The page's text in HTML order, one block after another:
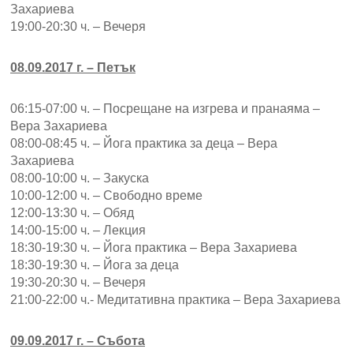
Захариева
19:00-20:30 ч. – Вечеря
08.09.2017 г. – Петък
06:15-07:00 ч. – Посрещане на изгрева и пранаяма –
Вера Захариева
08:00-08:45 ч. – Йога практика за деца – Вера
Захариева
08:00-10:00 ч. – Закуска
10:00-12:00 ч. – Свободно време
12:00-13:30 ч. – Обяд
14:00-15:00 ч. – Лекция
18:30-19:30 ч. – Йога практика – Вера Захариева
18:30-19:30 ч. – Йога за деца
19:30-20:30 ч. – Вечеря
21:00-22:00 ч.- Медитативна практика – Вера Захариева
09.09.2017 г. – Събота